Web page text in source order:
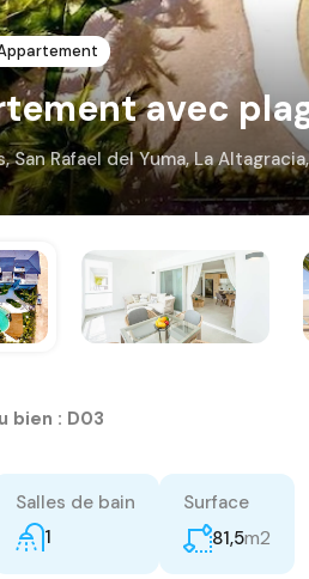
avec
San Rafael del Yuma, La
bien : D03
Salles de bain
1
Surface
81,5m2